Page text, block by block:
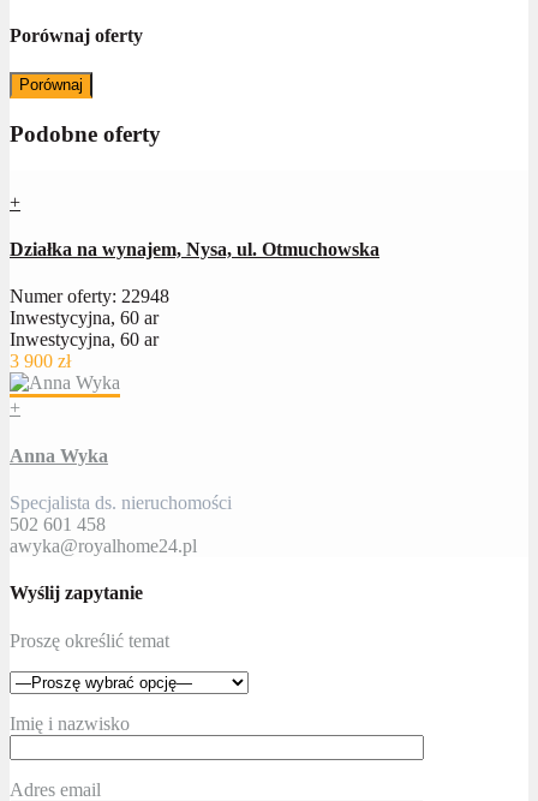
Porównaj oferty
Porównaj
Podobne oferty
+
Działka na wynajem, Nysa, ul. Otmuchowska
Numer oferty: 22948
Inwestycyjna, 60 ar
Inwestycyjna, 60 ar
3 900 zł
+
Anna Wyka
Specjalista ds. nieruchomości
502 601 458
awyka@royalhome24.pl
Wyślij zapytanie
Proszę określić temat
Imię i nazwisko
Adres email